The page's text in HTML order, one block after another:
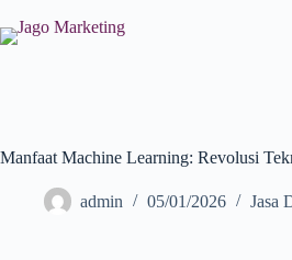
Manfaat Machine Learning: Revolusi
admin 05/01/2026 Jasa